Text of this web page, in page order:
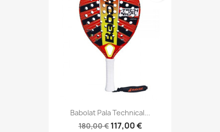
Babolat Pala Technical...
180,00 € 117,00 €